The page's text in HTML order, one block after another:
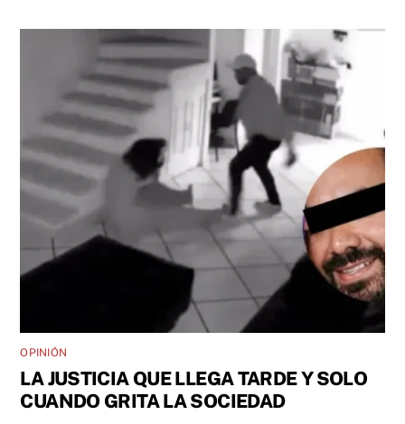
OPINIÓN
LA JUSTICIA QUE LLEGA TARDE Y SOLO
CUANDO GRITA LA SOCIEDAD